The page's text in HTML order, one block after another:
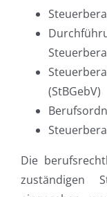
(StBGebV)
Die
zuständigen